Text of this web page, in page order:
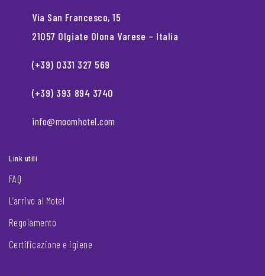
Via San Francesco, 15
21057 Olgiate Olona Varese – Italia
(+39) 0331 327 569
(+39) 393 894 3740
info@moomhotel.com
Link utili
FAQ
L’arrivo al Motel
Regolamento
Certificazione e igiene